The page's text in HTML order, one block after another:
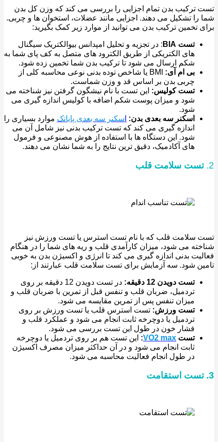
ترکیب بدن تمام اجزایی را بررسی می کند که وزن کل بدن
را تشکیل می دهند. اجزایی مانند عضلات، استخوان ها و چربی.
تخمین ترکیب بدن می توانید از موارد زیر کمک بگیرید:
تستBIA : در تجزیه و تحلیل امپدانس بیوالکتریک سیگنال
های الکتریکی از طریق الکترود های متصل به کف پای شما به
شکم ارسال می شود تا ترکیب بدن شما تخمین زده شود.
بی ام آی:
BMI یا شاخص توده بدنی نوعی محاسبه کلی از
چربی بدن بر اساس قد و وزن شماست.
تست کولیس:این تست با نام نیشگون گرفتن نیز شناخته می
شود و میزان پوست شکم اضافه با کولیس اندازه گیری می
اسکنر سه بعدی بدن: اسکنر سه بعدی پایاتکموارد بسیاری را
اندازه گیری می کند که تست ترکیب بدنی نیز شامل آن می
شود. این دستگاه ها با استفاده از هوش مصنوعی و فرمول
های آکادمیک، دقیق ترین نتایج را به شما نشان می دهند.
سلامت قلب
سلامت قلب که با نام تست استرس یا تست ورزش نیز
می شود، میزان کارآمدی قلب و ریه های شما را در هنگام
بدنی اندازه گیری می کند تا انرژی و اکسیژن بدن به خوبی
شود. سه آزمایش برای تست سلامت قلب عبارتند از:
تست دویدن 12 دقیقه:
در تست دویدن 12 دقیقه بر روی
تردمیل، ضربان قلب و تنفس قبل از تمرین با ضربان قلب و
میزان تنفس پس از تمرین مقایسه می شود.
تست ورزش:تست استرس قلب یا تست ورزش بر روی
تردمیل یا دوچرخه ثابت انجام می شود و عملکرد قلب و
فشار خون در طول این تست بررسی می شود.
تستVO2 max
:این تست هم بر روی تردمیل یا دوچرخه
ثابت انجام می شود و در آن حداکثر میزان مصرف اکسیژن
در طول انجام فعالیت محاسبه می شود.